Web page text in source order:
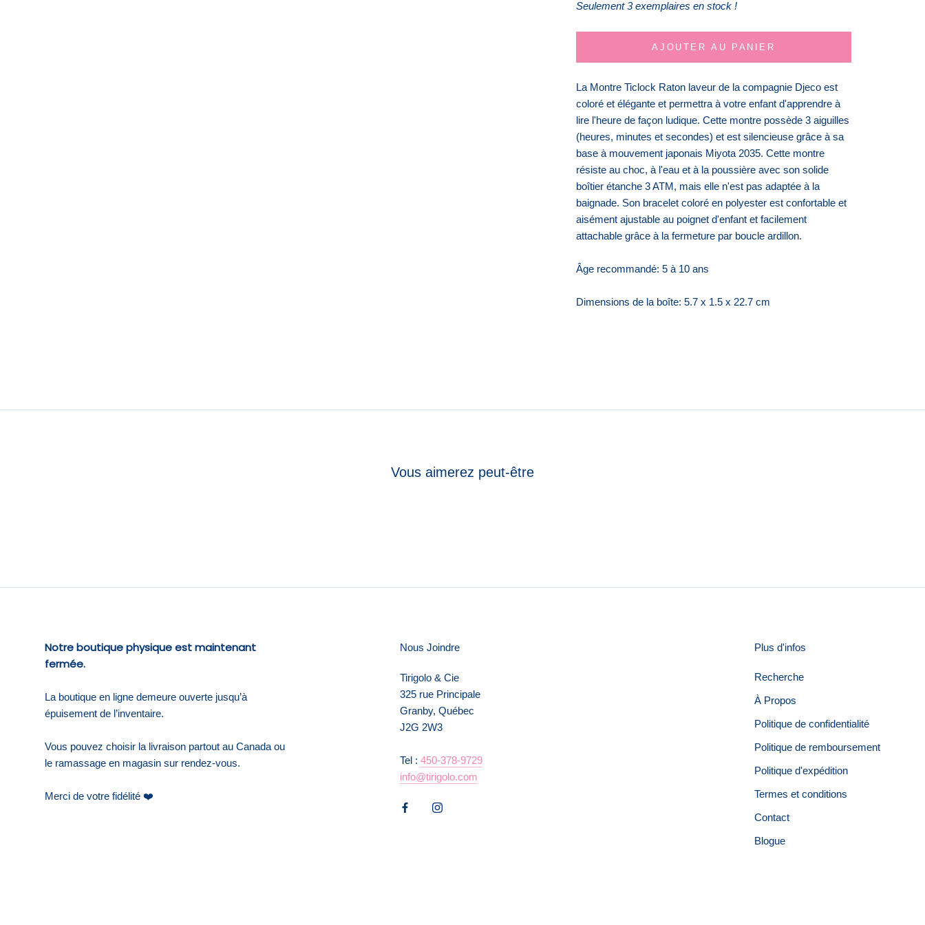
Seulement 3 exemplaires en stock !
AJOUTER AU PANIER
La Montre Ticlock Raton laveur de la compagnie Djeco est
coloré et élégante et permettra à votre enfant d'apprendre à
lire l'heure de façon ludique. Cette montre possède 3 aiguilles
(heures, minutes et secondes) et est silencieuse grâce à sa
base à mouvement japonais Miyota 2035. Cette montre
résiste au choc, à l'eau et à la poussière avec son solide
boîtier étanche 3 ATM, mais elle n'est pas adaptée à la
baignade. Son bracelet coloré en polyester est confortable et
aisément ajustable au poignet d'enfant et facilement
attachable grâce à la fermeture par boucle ardillon.
Âge recommandé: 5 à 10 ans
Dimensions de la boîte: 5.7 x 1.5 x 22.7 cm
Vous aimerez peut-être
Notre boutique physique est maintenant
fermée.
La boutique en ligne demeure ouverte jusqu’à
épuisement de l’inventaire.
Vous pouvez choisir la livraison partout au Canada ou
le ramassage en magasin sur rendez-vous.
Merci de votre fidélité ❤️
Nous Joindre
Tirigolo & Cie
325 rue Principale
Granby, Québec
J2G 2W3
Tel : 450-378-9729
info@tirigolo.com
Plus d'infos
Recherche
À Propos
Politique de confidentialité
Politique de remboursement
Politique d'expédition
Termes et conditions
Contact
Blogue